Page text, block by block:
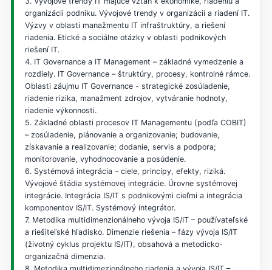
organizácii podniku. Vývojové trendy v organizácií a riadení IT.
Výzvy v oblasti manažmentu IT infraštruktúry, a riešení
riadenia. Etické a sociálne otázky v oblasti podnikových
riešení IT.
4. IT Governance a IT Management – základné vymedzenie a
rozdiely. IT Governance – štruktúry, procesy, kontrolné rámce.
Oblasti záujmu IT Governance - strategické zosúladenie,
riadenie rizika, manažment zdrojov, vytváranie hodnoty,
riadenie výkonnosti.
5. Základné oblasti procesov IT Managementu (podľa COBIT)
– zosúladenie, plánovanie a organizovanie; budovanie,
získavanie a realizovanie; dodanie, servis a podpora;
monitorovanie, vyhodnocovanie a posúdenie.
6. Systémová integrácia – ciele, princípy, efekty, riziká.
Vývojové štádia systémovej integrácie. Úrovne systémovej
integrácie. Integrácia IS/IT s podnikovými cieľmi a integrácia
komponentov IS/IT. Systémový integrátor.
7. Metodika multidimenzionálneho vývoja IS/IT – používateľské
a riešiteľské hľadisko. Dimenzie riešenia – fázy vývoja IS/IT
(životný cyklus projektu IS/IT), obsahová a metodicko-
organizačná dimenzia.